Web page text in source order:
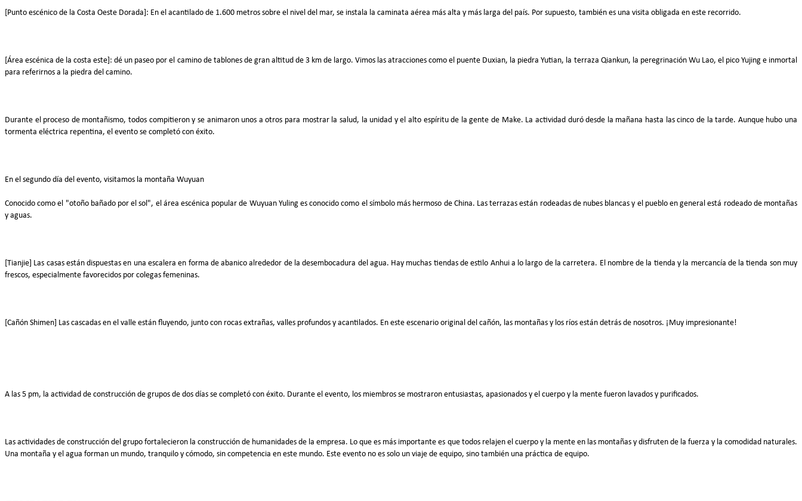
[Punto escénico de la Costa Oeste Dorada]: En el acantilado de 1.600 metros sobre el nivel del mar, se instala la caminata aérea más alta y más larga del país. Por supuesto, también es una visita obligada en este recorrido.
[Área escénica de la costa este]: dé un paseo por el camino de tablones de gran altitud de 3 km de largo. Vimos las atracciones como el puente Duxian, la piedra Yutian, la terraza Qiankun, la peregrinación Wu Lao, el pico Yujing e inmortal
para referirnos a la piedra del camino.
Durante el proceso de montañismo, todos compitieron y se animaron unos a otros para mostrar la salud, la unidad y el alto espíritu de la gente de Make. La actividad duró desde la mañana hasta las cinco de la tarde. Aunque hubo una
tormenta eléctrica repentina, el evento se completó con éxito.
En el segundo día del evento, visitamos la montaña Wuyuan
Conocido como el "otoño bañado por el sol", el área escénica popular de Wuyuan Yuling es conocido como el símbolo más hermoso de China. Las terrazas están rodeadas de nubes blancas y el pueblo en general está rodeado de montañas
y aguas.
[Tianjie] Las casas están dispuestas en una escalera en forma de abanico alrededor de la desembocadura del agua. Hay muchas tiendas de estilo Anhui a lo largo de la carretera. El nombre de la tienda y la mercancía de la tienda son muy
frescos, especialmente favorecidos por colegas femeninas.
[Cañón Shimen] Las cascadas en el valle están fluyendo, junto con rocas extrañas, valles profundos y acantilados. En este escenario original del cañón, las montañas y los ríos están detrás de nosotros. ¡Muy impresionante!
A las 5 pm, la actividad de construcción de grupos de dos días se completó con éxito. Durante el evento, los miembros se mostraron entusiastas, apasionados y el cuerpo y la mente fueron lavados y purificados.
Las actividades de construcción del grupo fortalecieron la construcción de humanidades de la empresa. Lo que es más importante es que todos relajen el cuerpo y la mente en las montañas y disfruten de la fuerza y ​​la comodidad naturales.
Una montaña y el agua forman un mundo, tranquilo y cómodo, sin competencia en este mundo. Este evento no es solo un viaje de equipo, sino también una práctica de equipo.